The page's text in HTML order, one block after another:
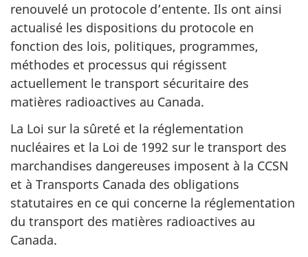
renouvelé un protocole d’entente. Ils ont ainsi
actualisé les dispositions du protocole en
fonction des lois, politiques, programmes,
méthodes et processus qui régissent
actuellement le transport sécuritaire des
matières radioactives au Canada.
La Loi sur la sûreté et la réglementation
nucléaires et la Loi de 1992 sur le transport des
marchandises dangereuses imposent à la CCSN
et à Transports Canada des obligations
statutaires en ce qui concerne la réglementation
du transport des matières radioactives au
Canada.